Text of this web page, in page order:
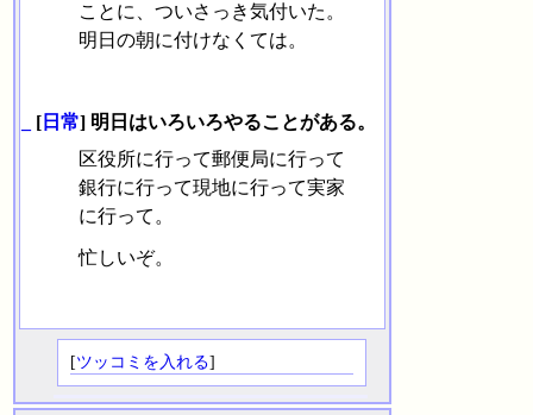
ことに、ついさっき気付いた。
明日の朝に付けなくては。
[ 日常] 明日はいろいろやることがある。
区役所に行って郵便局に行って
銀行に行って現地に行って実家
に行って。
忙しいぞ。
[ツッコミを入れる]